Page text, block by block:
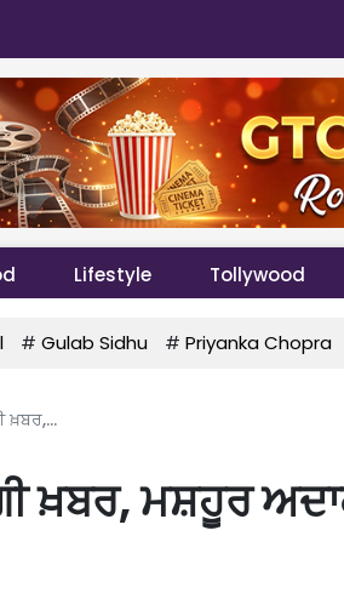
Lifestyle Tollywood
# Gulab Sidhu # Priyanka Chopra
ਖ਼ਬਰ,...
ਖ਼ਬਰ, ਮਸ਼ਹੂਰ